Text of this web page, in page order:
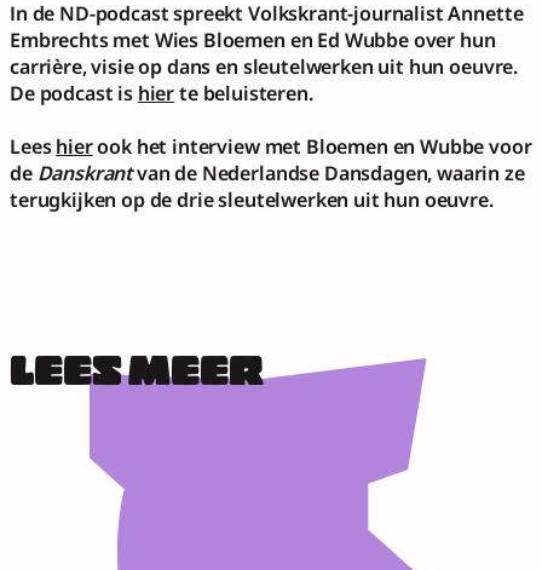
In de ND-podcast spreekt Volkskrant-journalist Annette
Embrechts met Wies Bloemen en Ed Wubbe over hun
carrière, visie op dans en sleutelwerken uit hun oeuvre.
De podcast is hier te beluisteren.
Lees hier ook het interview met Bloemen en Wubbe voor
de Danskrant van de Nederlandse Dansdagen, waarin ze
terugkijken op de drie sleutelwerken uit hun oeuvre.
LEES MEER